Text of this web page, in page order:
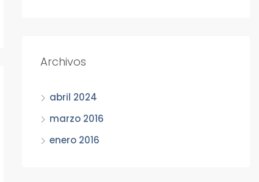
Archivos
abril 2024
marzo 2016
enero 2016